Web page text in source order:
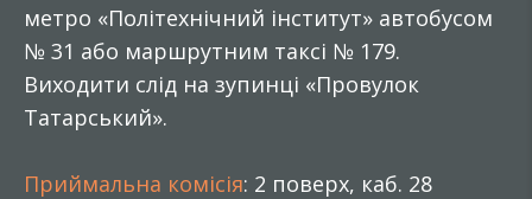
метро «Політехнічний інститут» автобусом
№ 31 або маршрутним таксі № 179.
Виходити слід на зупинці «Провулок
Татарський».
Приймальна комісія: 2 поверх, каб. 28